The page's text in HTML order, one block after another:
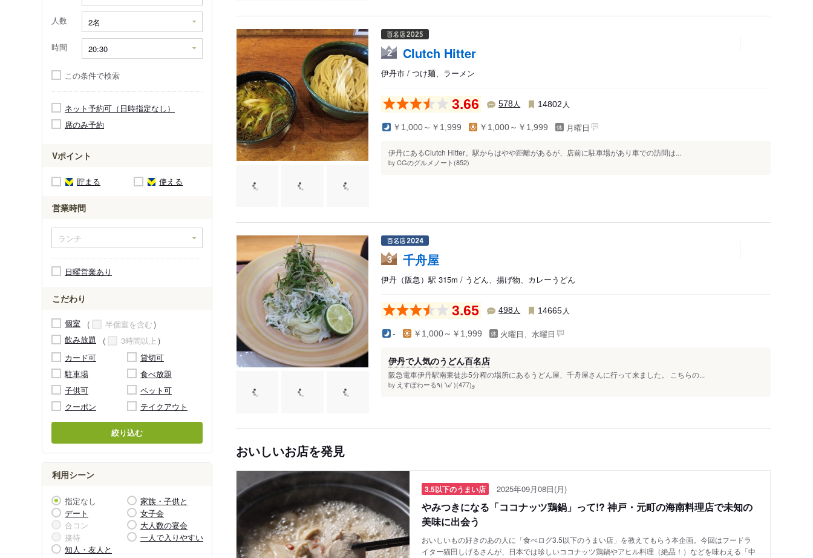
人数
時間
この条件で検索
ネット予約可（日時指定なし）
席のみ予約
Vポイント
貯まる 使える
営業時間
日曜営業あり
こだわり
個室
半個室を含む
飲み放題
3時間以上
カード可
貸切可
駐車場
食べ放題
子供可
ペット可
クーポン
テイクアウト
絞り込む
利用シーン
指定なし
家族・子供と
デート
女子会
合コン
大人数の宴会
接待
一人で入りやすい
知人・友人と
2 Clutch Hitter
伊丹市 / つけ麺、ラーメン
3.66 578人 14802 人
￥1,000～￥1,999 ￥1,000～￥1,999 月曜日
伊丹にあるClutch Hitter。駅からはやや距離があるが、店前に駐車場があり車での訪問は...
by CGのグルメノート(852)
3 千舟屋
伊丹（阪急）駅 315m / うどん、揚げ物、カレーうどん
3.65 498人 14665 人
- ￥1,000～￥1,999 火曜日、水曜日
伊丹で人気のうどん百名店
阪急電車伊丹駅南東徒歩5分程の場所にあるうどん屋、千舟屋さんに行って来ました。 こちらの...
by えすぽわーる٩( 'ω' )و(477)
おいしいお店を発見
3.5以下のうまい店 2025年09月08日(月)
やみつきになる「ココナッツ鶏鍋」って!? 神戸・元町の海南料理店で未知の
美味に出会う
おいしいもの好きのあの人に「食べログ3.5以下のうまい店」を教えてもらう本企画。今回はフードラ
イター猫田しげるさんが、日本では珍しいココナッツ鶏鍋やアヒル料理（絶品！）などを味わえる「中